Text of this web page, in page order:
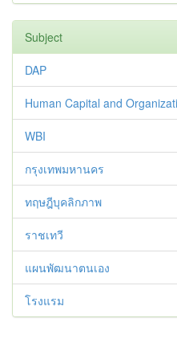
Subject
DAP
Human Capital and
WBI
กรุงเทพมหานคร
ทฤษฎีบุคลิกภาพ
ราชเทวี
แผนพัฒนาตนเอง
โรงแรม